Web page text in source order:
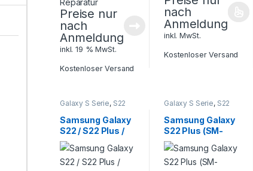
Preise nur
nach
Anmeldung
inkl. 19 % MwSt.
Kostenloser Versand
nach
Anmeldung
inkl. MwSt.
Kostenloser Versand
Galaxy S Serie, S22
,
Smartphone
Reparatur
Samsung Galaxy
S22 / S22 Plus /
S22 Ultra
Lautsprecher
Reparatur
Galaxy S Serie, S22
,
Smartphone
Reparatur
Samsung Galaxy
S22 Plus (SM-
S906B) LCD
Display +
Touchscreen